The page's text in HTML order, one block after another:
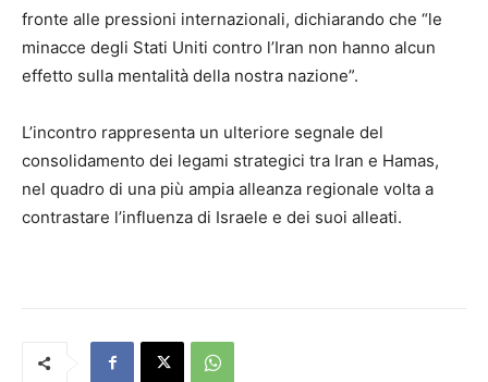
fronte alle pressioni internazionali, dichiarando che “le
minacce degli Stati Uniti contro l’Iran non hanno alcun
effetto sulla mentalità della nostra nazione”.
L’incontro rappresenta un ulteriore segnale del
consolidamento dei legami strategici tra Iran e Hamas,
nel quadro di una più ampia alleanza regionale volta a
contrastare l’influenza di Israele e dei suoi alleati.